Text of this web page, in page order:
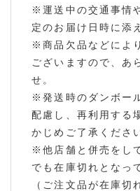
※運送中の交通事情
定のお届け日時に添
※商品欠品などによ
ございますので、あ
せ。
※発送時のダンボー
配慮し、再利用する
かじめご了承くださ
※他店舗と併売をし
でも在庫切れとなっ
（ご注文品が在庫切